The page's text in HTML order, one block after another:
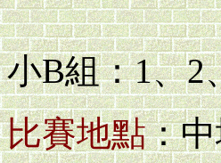
國小A
小B組：1、2
比賽地點：